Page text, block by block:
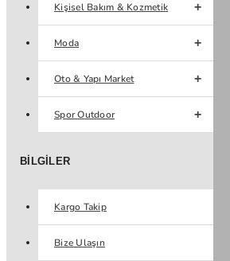
Kişisel Bakım & Kozmetik
Moda
Oto & Yapı Market
Spor Outdoor
BILGILER
Kargo Takip
Bize Ulaşın